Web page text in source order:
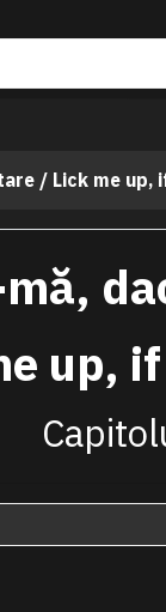
/ Lick me up,
up,